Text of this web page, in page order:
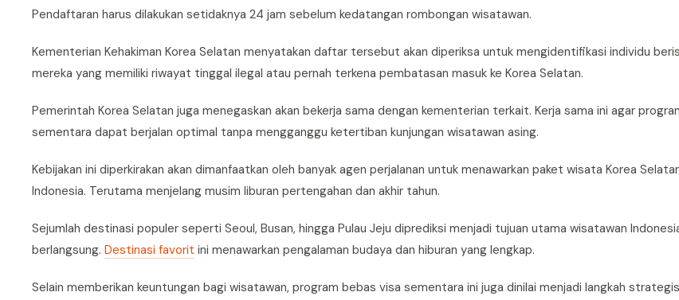
Pendaftaran harus dilakukan setidaknya 24 jam sebelum kedatangan rombongan wisatawan.
Kementerian Kehakiman Korea Selatan menyatakan daftar tersebut akan diperiksa untuk mengidentifikasi individu
mereka yang memiliki riwayat tinggal ilegal atau pernah terkena pembatasan masuk ke Korea Selatan.
Pemerintah Korea Selatan juga menegaskan akan bekerja sama dengan kementerian terkait. Kerja sama ini agar
sementara dapat berjalan optimal tanpa mengganggu ketertiban kunjungan wisatawan asing.
Kebijakan ini diperkirakan akan dimanfaatkan oleh banyak agen perjalanan untuk menawarkan paket wisata Korea
Indonesia. Terutama menjelang musim liburan pertengahan dan akhir tahun.
Sejumlah destinasi populer seperti Seoul, Busan, hingga Pulau Jeju diprediksi menjadi tujuan utama wisatawan
berlangsung. Destinasi favorit ini menawarkan pengalaman budaya dan hiburan yang lengkap.
Selain memberikan keuntungan bagi wisatawan, program bebas visa sementara ini juga dinilai menjadi langkah